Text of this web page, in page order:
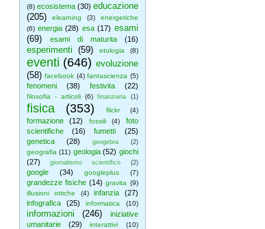
(8) ecosistema (30) educazione
(205)
elearning (3)
energetiche
(6) energia (28) esa (17) esami
(69)
esami di maturita (16)
esperimenti (59) etologia (8)
eventi (646) evoluzione
(58) facebook (4) fantascienza (5)
fenomeni (38) festivita (22)
filosofia - articoli (6) finanziaria (1)
fisica (353) flickr (4)
formazione (12) fossili (4)
foto
scientifiche
(16) fumetti
(25)
genetica
(28) geogebra (2)
geografia (11) geologia (52) giochi
(27)
giornalismo scientifico (2)
google (34) googleplus (7)
grandezze fisiche (14) gravita (9)
illusioni ottiche
(4) infanzia
(27)
infografica
(25) informatica (10)
informazioni (246)
iniziative
umanitarie
(29) interattivi (10)